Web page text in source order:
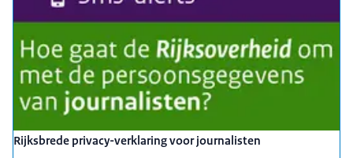
Rijksbrede privacy-verklaring voor journalisten